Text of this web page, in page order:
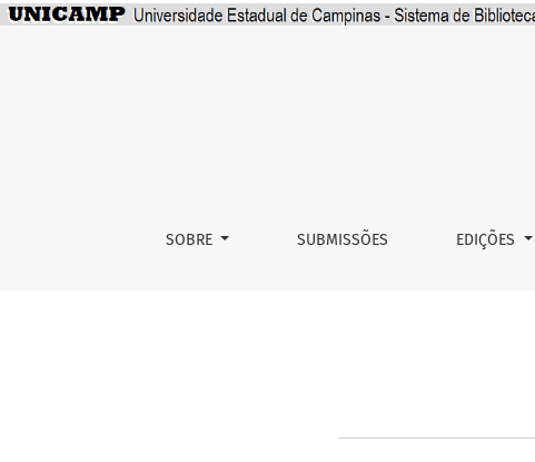
SOBRE SUBMISSÕES EDIÇÕES